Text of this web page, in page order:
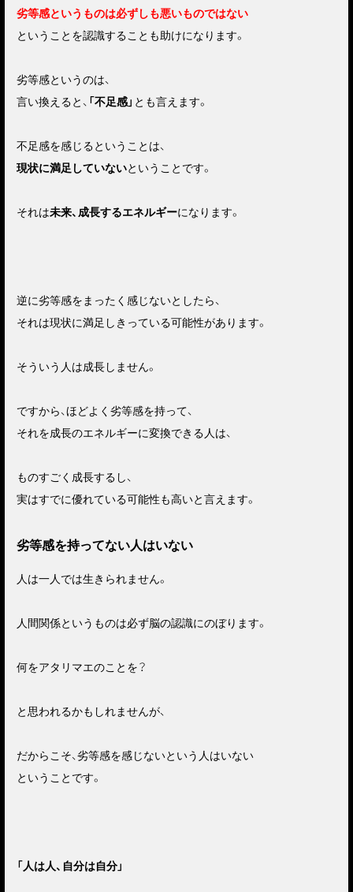
劣等感というものは必ずしも悪いものではない
ということを認識することも助けになります。
劣等感というのは、
言い換えると、 「不足感」 とも言えます。
不足感を感じるということは、
現状に満足していないということです。
それは未来、成長するエネルギーになります。
逆に劣等感をまったく感じないとしたら、
それは現状に満足しきっている可能性があります。
そういう人は成長しません。
ですから、ほどよく劣等感を持って、
それを成長のエネルギーに変換できる人は、
ものすごく成長するし、
実はすでに優れている可能性も高いと言えます。
劣等感を持ってない人はいない
人は一人では生きられません。
人間関係というものは必ず脳の認識にのぼります。
何をアタリマエのことを？
と思われるかもしれませんが、
だからこそ、劣等感を感じないという人はいない
ということです。
「人は人、自分は自分」